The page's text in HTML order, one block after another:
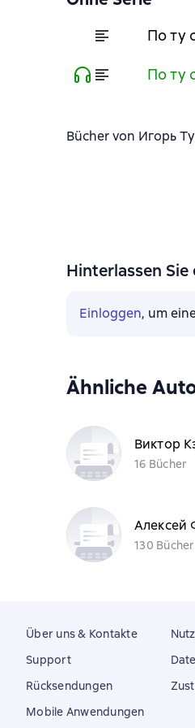
По ту
По ту
Bücher von Игорь
Hinterlassen
Einloggen, um
Ähnliche
Виктор
16 Bücher
Алексей
130 Bücher
Über uns & Kontakte
Support
Rücksendungen
Mobile Anwendungen